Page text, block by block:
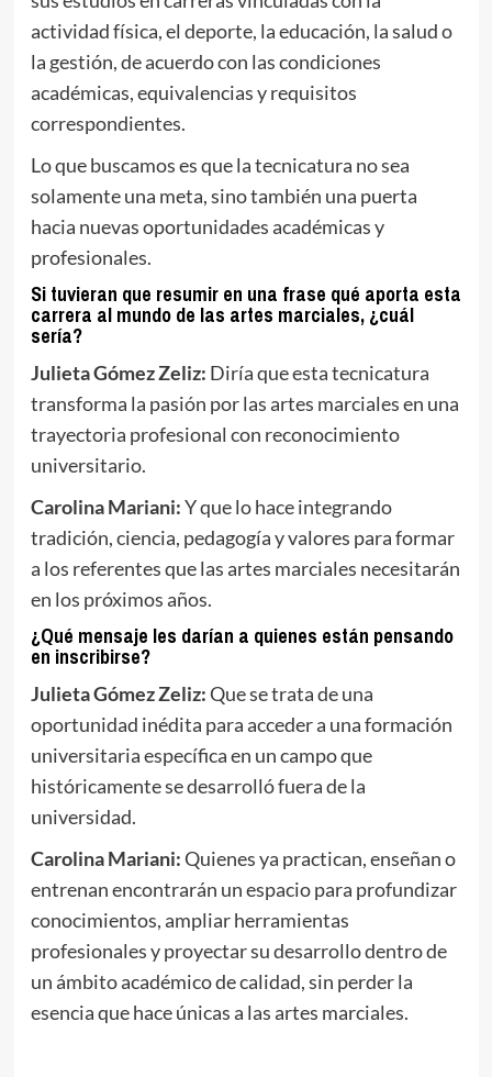
actividad física, el deporte, la educación, la salud o
la gestión, de acuerdo con las condiciones
académicas, equivalencias y requisitos
correspondientes.
Lo que buscamos es que la tecnicatura no sea
solamente una meta, sino también una puerta
hacia nuevas oportunidades académicas y
profesionales.
Si tuvieran que resumir en una frase qué aporta esta
carrera al mundo de las artes marciales, ¿cuál
sería?
Julieta Gómez Zeliz: Diría que esta tecnicatura
transforma la pasión por las artes marciales en una
trayectoria profesional con reconocimiento
universitario.
Carolina Mariani:Y que lo hace integrando
tradición, ciencia, pedagogía y valores para formar
a los referentes que las artes marciales necesitarán
en los próximos años.
¿Qué mensaje les darían a quienes están pensando
en inscribirse?
Julieta Gómez Zeliz:Que se trata de una
oportunidad inédita para acceder a una formación
universitaria específica en un campo que
históricamente se desarrolló fuera de la
universidad.
Carolina Mariani:Quienes ya practican, enseñan o
entrenan encontrarán un espacio para profundizar
conocimientos, ampliar herramientas
profesionales y proyectar su desarrollo dentro de
un ámbito académico de calidad, sin perder la
esencia que hace únicas a las artes marciales.